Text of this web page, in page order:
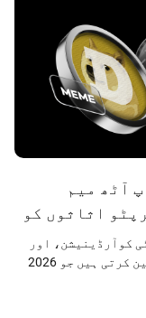
آٹھ میم
اثاثوں کو
کوآرڈینیشن، اور
کہانی کی پائیداری ان میم کوائنز کو متعین کرتی ہیں جو 2026